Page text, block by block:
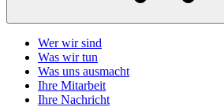
Wer wir sind
Was wir tun
Was uns ausmacht
Ihre Mitarbeit
Ihre Nachricht